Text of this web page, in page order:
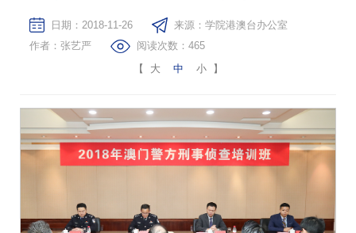
日期：2018-11-26
来源：学院港澳台办公室
作者：张艺严
阅读次数： 465
【
大 中 小 】